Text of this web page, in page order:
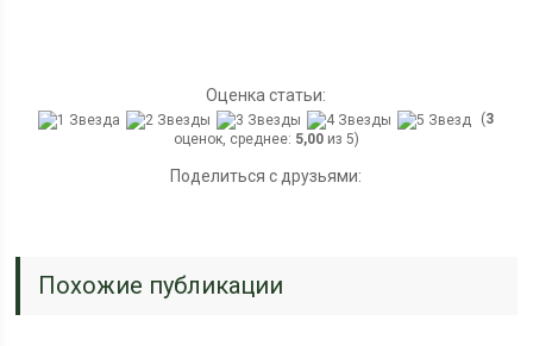
Оценка статьи:
(3
оценок, среднее: 5,00из 5)
Поделиться с друзьями:
Похожие публикации